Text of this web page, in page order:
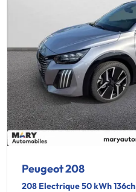
Peugeot 208
208 Electrique 50 kWh 136ch